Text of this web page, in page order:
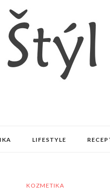
LIFESTYLE
KOZMETIKA